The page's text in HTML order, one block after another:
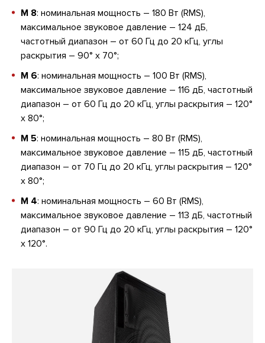
M 8: номинальная мощность – 180 Вт (RMS),
максимальное звуковое давление – 124 дБ,
частотный диапазон – от 60 Гц до 20 кГц, углы
раскрытия – 90° x 70°;
M 6: номинальная мощность – 100 Вт (RMS),
максимальное звуковое давление – 116 дБ, частотный
диапазон – от 60 Гц до 20 кГц, углы раскрытия – 120°
x 80°;
M 5: номинальная мощность – 80 Вт (RMS),
максимальное звуковое давление – 115 дБ, частотный
диапазон – от 70 Гц до 20 кГц, углы раскрытия – 120°
x 80°;
M 4: номинальная мощность – 60 Вт (RMS),
максимальное звуковое давление – 113 дБ, частотный
диапазон – от 90 Гц до 20 кГц, углы раскрытия – 120°
x 120°.